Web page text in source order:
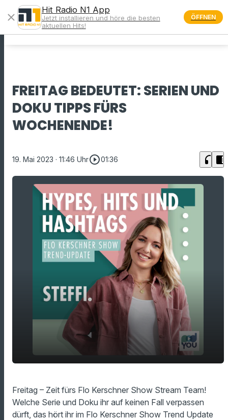
menu
FREITAG BEDEUTET: SERIEN UND
DOKU TIPPS FÜRS
WOCHENENDE!
19. Mai 2023 · 11:46 Uhrplay_circle_outline01:36 headphones chrome_reader_mode
play_arrow
fürs Wochenende!
00:00 01:36
Freitag – Zeit fürs Flo Kerschner Show Stream Team!
Welche Serie und Doku ihr auf keinen Fall verpassen
dürft, das hört ihr im Flo Kerschner Show Trend Update
close
Hit Radio N1 App
Jetzt installieren und höre die besten
aktuellen Hits!
ÖFFNEN